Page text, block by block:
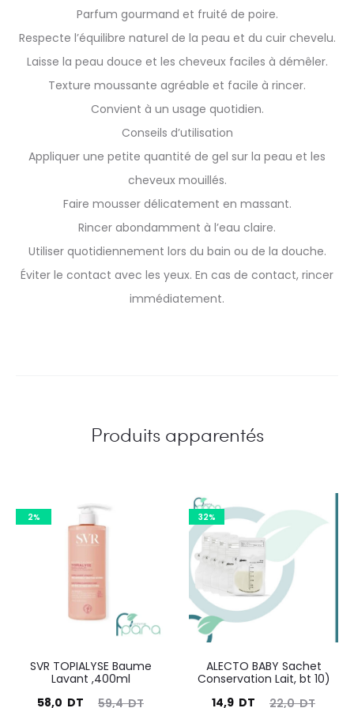
Parfum gourmand et fruité de poire.
Respecte l’équilibre naturel de la peau et du cuir chevelu.
Laisse la peau douce et les cheveux faciles à démêler.
Texture moussante agréable et facile à rincer.
Convient à un usage quotidien.
Conseils d’utilisation
Appliquer une petite quantité de gel sur la peau et les
cheveux mouillés.
Faire mousser délicatement en massant.
Rincer abondamment à l’eau claire.
Utiliser quotidiennement lors du bain ou de la douche.
Éviter le contact avec les yeux. En cas de contact, rincer
immédiatement.
Produits apparentés
2%
SVR TOPIALYSE Baume
Lavant ,400ml
59,4DT
Le
58,0 DT
32%
ALECTO BABY Sachet
Conservation Lait, bt 10)
22,0DT
Le
14,9 DT
Le